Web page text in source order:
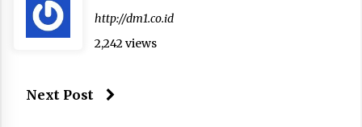
http://dm1.co.id
2,242 views
Next Post